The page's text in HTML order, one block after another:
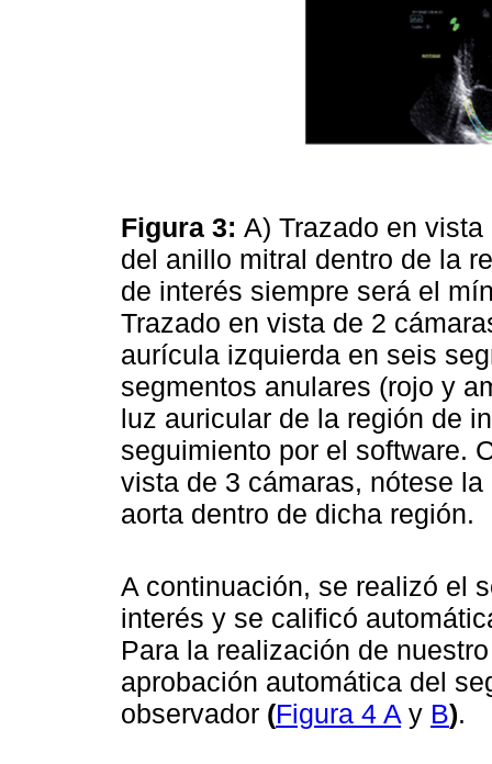
Figura 3: A) Trazado en
del anillo mitral dentro de la
de interés siempre será el
Trazado en vista de 2
aurícula izquierda en seis
segmentos anulares (rojo y
luz auricular de la región de
seguimiento por el software.
vista de 3 cámaras, nótese
aorta dentro de dicha región.
A continuación, se realizó el
interés y se calificó
Para la realización de
aprobación automática del
observador (Figura 4 A y B).